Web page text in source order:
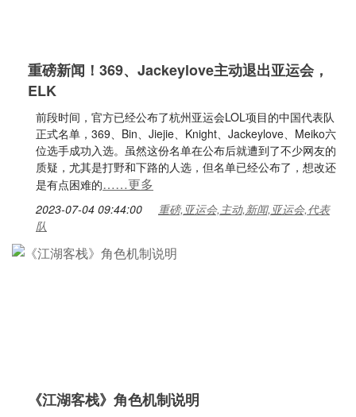
重磅新闻！369、Jackeylove主动退出亚运会，
ELK
前段时间，官方已经公布了杭州亚运会LOL项目的中国代表队
正式名单，369、Bin、Jiejie、Knight、Jackeylove、Meiko六
位选手成功入选。虽然这份名单在公布后就遭到了不少网友的
质疑，尤其是打野和下路的人选，但名单已经公布了，想改还
是有点困难的……更多
2023-07-04 09:44:00
重磅,亚运会,主动,新闻,亚运会,代表
队
《江湖客栈》角色机制说明